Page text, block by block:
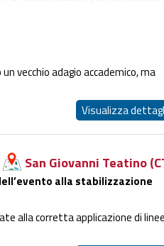
vecchio adagio accademico, ma
Visualizza
San Giovanni Teatino
alla stabilizzazione
alla corretta applicazione di linee